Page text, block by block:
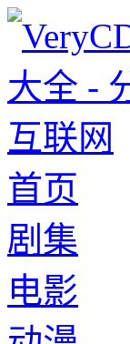
首页
剧集
电影